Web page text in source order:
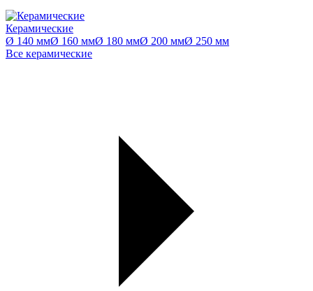
Керамические
Ø 140 ммØ 160 ммØ 180 ммØ 200 ммØ 250 мм
Все керамические